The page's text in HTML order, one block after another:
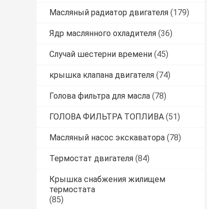
Масляный радиатор двигателя (179)
Ядр маслянного охладителя (36)
Случай шестерни времени (45)
крышка клапана двигателя (74)
Голова фильтра для масла (78)
ГОЛОВА ФИЛЬТРА ТОПЛИВА (51)
Масляный насос экскаватора (78)
Термостат двигателя (84)
Крышка снабжения жилищем
термостата
(85)